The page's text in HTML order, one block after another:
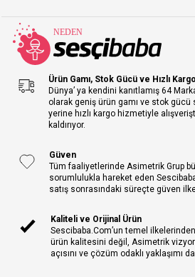
Ürün Gamı, Stok Gücü ve Hızlı Kargo
Dünya’ ya kendini kanıtlamış 64
olarak geniş ürün gamı ve stok gücü
yerine hızlı kargo hizmetiyle
kaldırıyor.
Güven
Tüm faaliyetlerinde Asimetrik Grup
sorumlulukla hareket eden
satış sonrasındaki süreçte güven
Kaliteli ve Orijinal Ürün
Sescibaba.Com’un temel
ürün kalitesini değil, Asimetrik
açısını ve çözüm odaklı yaklaşımı